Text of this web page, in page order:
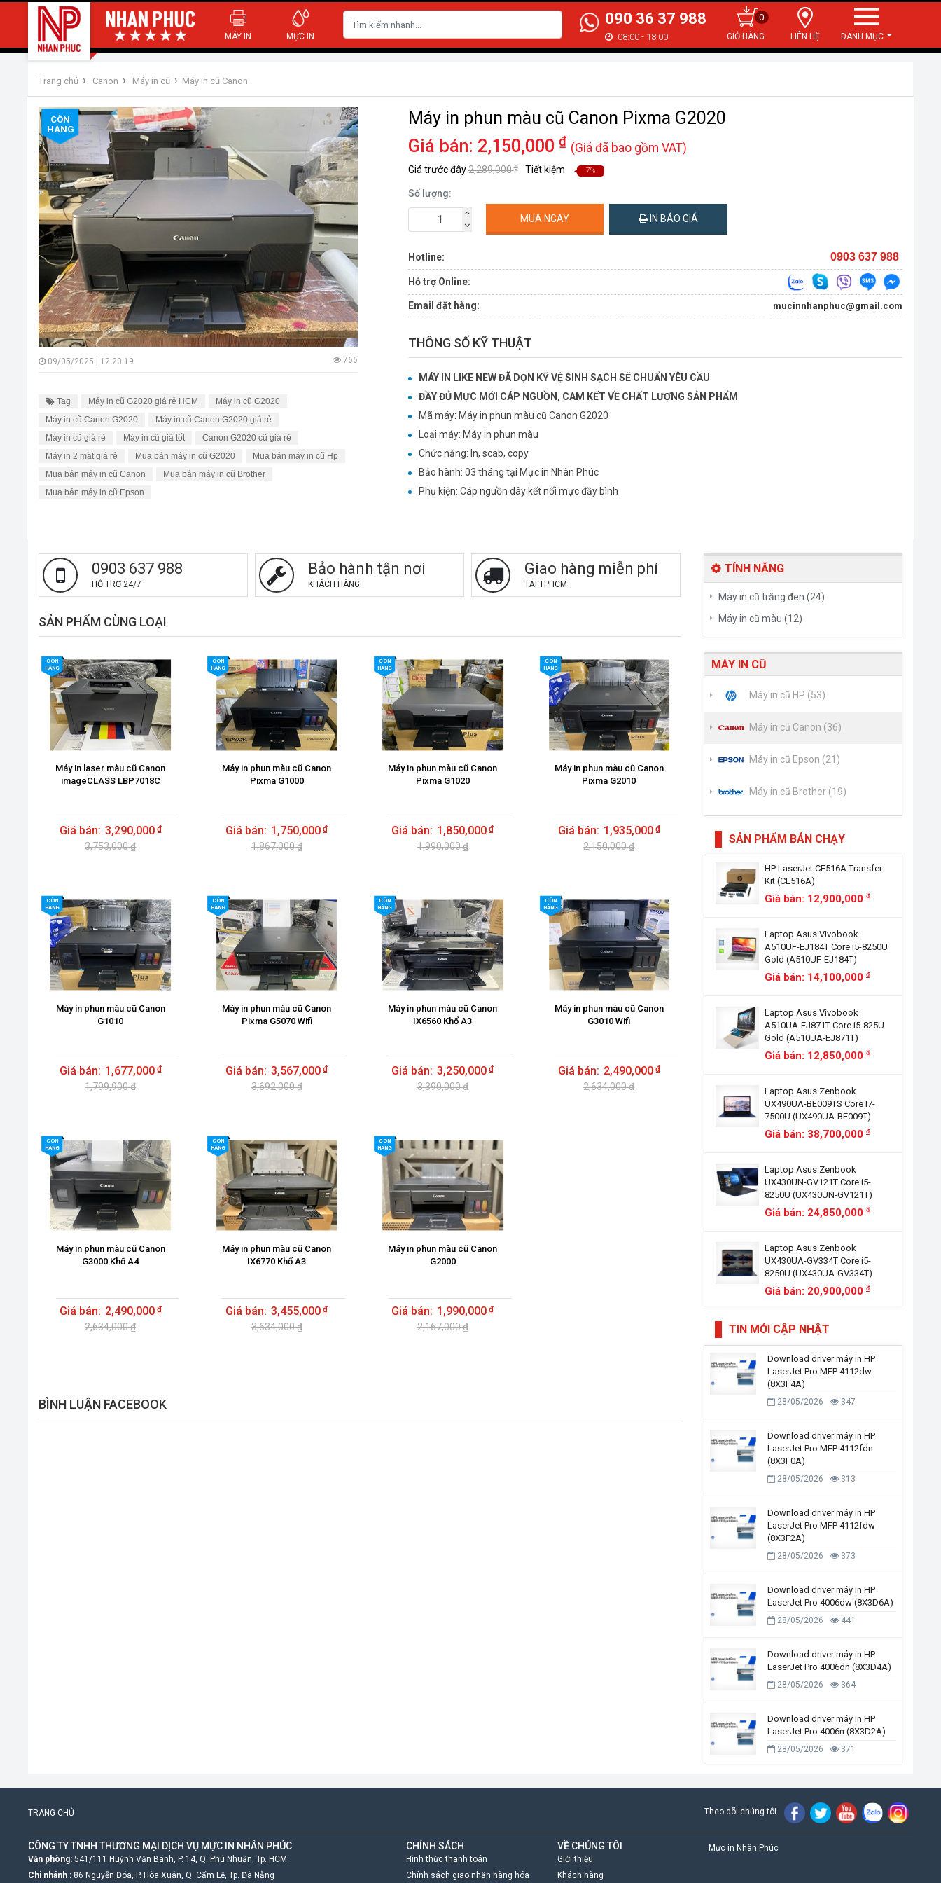
MÁY IN MỰC IN LIÊN HỆ DANH MỤC
0
090 36 37 988
08:00 - 18:00
Trang chủ › Canon › Máy in cũ › Máy in cũ Canon
CÒN
HÀNG
09/05/2025 | 12:20:19 766
Tag Máy in cũ G2020 giá rẻ HCM
Máy in cũ G2020
Máy in cũ Canon G2020
Máy in cũ Canon G2020 giá rẻ
Máy in cũ giá rẻ
Máy in cũ giá tốt
Canon G2020 cũ giá rẻ
Máy in 2 mặt giá rẻ
Mua bán máy in cũ G2020
Mua bán máy in cũ Hp
Mua bán máy in cũ Canon
Mua bán máy in cũ Brother
Mua bán máy in cũ Epson
Máy in phun màu cũ Canon Pixma G2020
Giá bán: 2,150,000 ₫ (Giá đã bao gồm VAT)
Giá trước đây2,289,000₫ Tiết kiệm 7%
Số lượng:
MUA NGAY IN BÁO GIÁ
Hotline: 0903 637 988
Hỗ trợ Online:
Email đặt hàng: mucinnhanphuc@gmail.com
THÔNG SỐ KỸ THUẬT
MÁY IN LIKE NEW ĐÃ DỌN KỸ VỆ SINH SẠCH SẼ CHUẨN YÊU CẦU
ĐẦY ĐỦ MỰC MỚI CÁP NGUỒN, CAM KẾT VỀ CHẤT LƯỢNG SẢN PHẨM
Mã máy: Máy in phun màu cũ Canon G2020
Loại máy: Máy in phun màu
Chức năng: In, scab, copy
Bảo hành: 03 tháng tại Mực in Nhân Phúc
Phụ kiện: Cáp nguồn dây kết nối mực đầy bình
0903 637 988
HỖ TRỢ 24/7
Bảo hành tận nơi
KHÁCH HÀNG
Giao hàng miễn phí
TẠI TPHCM
SẢN PHẨM CÙNG LOẠI
CÒN
HÀNG
Máy in laser màu cũ Canon
imageCLASS LBP7018C
3,290,000
3,753,000 ₫
CÒN
HÀNG
Máy in phun màu cũ Canon
Pixma G1000
1,750,000
1,867,000 ₫
CÒN
HÀNG
Máy in phun màu cũ Canon
Pixma G1020
1,850,000
1,990,000 ₫
CÒN
HÀNG
Máy in phun màu cũ Canon
Pixma G2010
1,935,000
2,150,000 ₫
CÒN
HÀNG
Máy in phun màu cũ Canon
G1010
1,677,000
1,799,900 ₫
CÒN
HÀNG
Máy in phun màu cũ Canon
Pixma G5070 Wifi
3,567,000
3,692,000 ₫
CÒN
HÀNG
Máy in phun màu cũ Canon
IX6560 Khổ A3
3,250,000
3,390,000 ₫
CÒN
HÀNG
Máy in phun màu cũ Canon
G3010 Wifi
2,490,000
2,634,000 ₫
CÒN
HÀNG
Máy in phun màu cũ Canon
G3000 Khổ A4
2,490,000
2,634,000 ₫
CÒN
HÀNG
Máy in phun màu cũ Canon
IX6770 Khổ A3
3,455,000
3,634,000 ₫
CÒN
HÀNG
Máy in phun màu cũ Canon
G2000
1,990,000
2,167,000 ₫
BÌNH LUẬN FACEBOOK
TÍNH NĂNG
Máy in cũ trắng đen (24)
Máy in cũ màu (12)
MÁY IN CŨ
Máy in cũ HP (53)
Máy in cũ Canon (36)
Máy in cũ Epson (21)
Máy in cũ Brother (19)
SẢN PHẨM BÁN CHẠY
HP LaserJet CE516A Transfer
Kit (CE516A)
Giá bán: 12,900,000đ
Laptop Asus Vivobook
A510UF-EJ184T Core i5-8250U
Gold (A510UF-EJ184T)
Giá bán: 14,100,000đ
Laptop Asus Vivobook
A510UA-EJ871T Core i5-825U
Gold (A510UA-EJ871T)
Giá bán: 12,850,000đ
Laptop Asus Zenbook
UX490UA-BE009TS Core I7-
7500U (UX490UA-BE009T)
Giá bán: 38,700,000đ
Laptop Asus Zenbook
UX430UN-GV121T Core i5-
8250U (UX430UN-GV121T)
Giá bán: 24,850,000đ
Laptop Asus Zenbook
UX430UA-GV334T Core i5-
8250U (UX430UA-GV334T)
Giá bán: 20,900,000đ
TIN MỚI CẬP NHẬT
Download driver máy in HP
LaserJet Pro MFP 4112dw
(8X3F4A)
28/05/2026 347
Download driver máy in HP
LaserJet Pro MFP 4112fdn
(8X3F0A)
28/05/2026 313
Download driver máy in HP
LaserJet Pro MFP 4112fdw
(8X3F2A)
28/05/2026 373
Download driver máy in HP
LaserJet Pro 4006dw (8X3D6A)
28/05/2026 441
Download driver máy in HP
LaserJet Pro 4006dn (8X3D4A)
28/05/2026 364
Download driver máy in HP
LaserJet Pro 4006n (8X3D2A)
28/05/2026 371
TRANG CHỦ Theo dõi chúng tôi
CÔNG TY TNHH THƯƠNG MẠI DỊCH VỤ MỰC IN NHÂN PHÚC
Văn phòng: 541/111 Huỳnh Văn Bánh, P. 14, Q. Phú Nhuận, Tp. HCM
Chi nhánh : 86 Nguyễn Đóa, P. Hòa Xuân, Q. Cẩm Lệ, Tp. Đà Nẵng
CHÍNH SÁCH
Hình thức thanh toán
Chính sách giao nhận hàng hóa
VỀ CHÚNG TÔI
Giới thiệu
Khách hàng
Mực in Nhân Phúc